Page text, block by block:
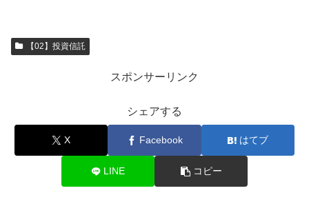
【02】投資信託
スポンサーリンク
シェアする
X Facebook はてブ
LINE コピー